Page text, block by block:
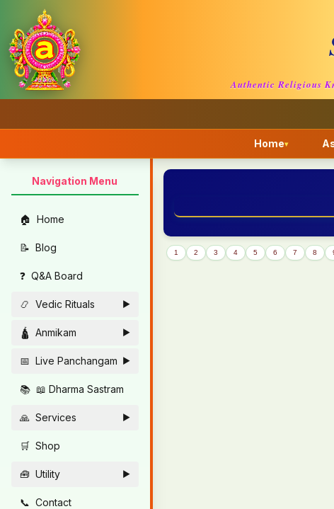
Authentic Religious
Home▾
Navigation Menu
🏠 Home
📝 Blog
❓ Q&A Board
📿 Vedic Rituals ►
🛕 Anmikam ►
📅 Live Panchangam ►
📚 📖 Dharma Sastram
🙏 Services ►
🛒 Shop
🧰 Utility ►
📞 Contact
1 2 3 4 5 6 7 8